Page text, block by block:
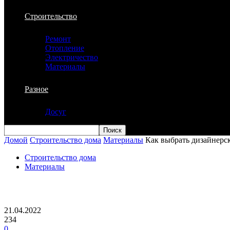
Строительство
Ремонт
Отопление
Электричество
Материалы
Разное
Досуг
Домой Строительство дома Материалы Как выбрать
Строительство дома
Материалы
21.04.2022
234